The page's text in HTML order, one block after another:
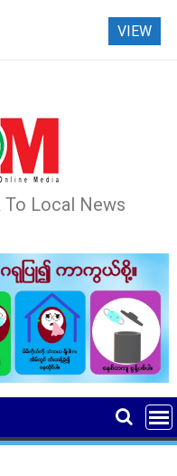
To Local News
VIEW